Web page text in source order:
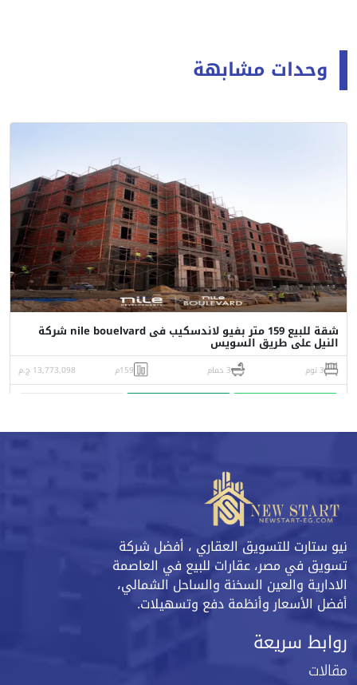
وحدات مشابهة
شقة للبيع 159 متر بفيو لاندسكيب فى nile bouelvard شركة
النيل على طريق السويس
3 نوم 3 حمام 159م 13,773,098 ج.م
نيو ستارت للتسويق العقاري ، أفضل شركة
تسويق في مصر، عقارات للبيع في العاصمة
الادارية والعين السخنة والساحل الشمالي،
أفضل الأسعار وأنظمة دفع وتسهيلات.
روابط سريعة
مقالات